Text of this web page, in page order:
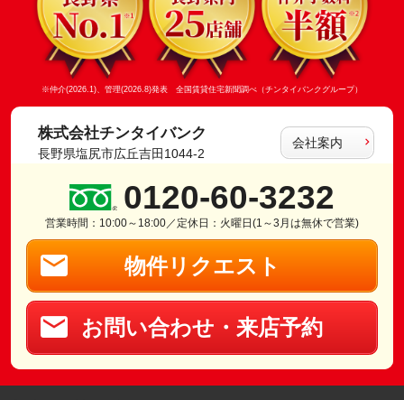
※仲介(2026.1)、管理(2026.8)発表 全国賃貸住宅新聞調べ（チンタイバンクグループ）
株式会社チンタイバンク
長野県塩尻市広丘吉田1044-2
会社案内
0120-60-3232
営業時間：10:00～18:00／定休日：火曜日(1～3月は無休で営業)
物件リクエスト
お問い合わせ・来店予約